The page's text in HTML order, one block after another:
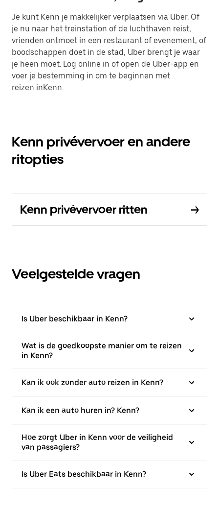
Je kunt Kenn je makkelijker verplaatsen via Uber. Of
je nu naar het treinstation of de luchthaven reist,
vrienden ontmoet in een restaurant of evenement, of
boodschappen doet in de stad, Uber brengt je waar
je heen moet. Log online in of open de Uber-app en
voer je bestemming in om te beginnen met
reizen inKenn.
Kenn privévervoer en andere
ritopties
Kenn privévervoer ritten
Veelgestelde vragen
Is Uber beschikbaar in Kenn?
Wat is de goedkoopste manier om te reizen
in Kenn?
Kan ik ook zonder auto reizen in Kenn?
Kan ik een auto huren in? Kenn?
Hoe zorgt Uber in Kenn voor de veiligheid
van passagiers?
Is Uber Eats beschikbaar in Kenn?